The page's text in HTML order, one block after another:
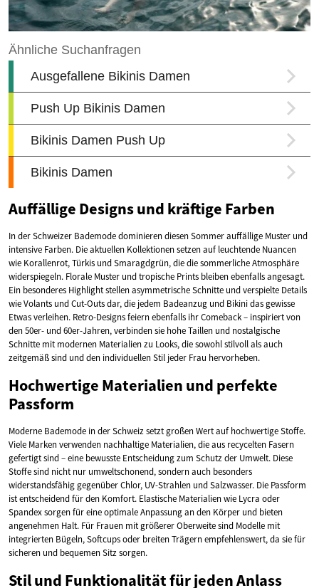
Auffällige Designs und kräftige Farben
In der Schweizer Bademode dominieren diesen Sommer auffällige Muster und
intensive Farben. Die aktuellen Kollektionen setzen auf leuchtende Nuancen
wie Korallenrot, Türkis und Smaragdgrün, die die sommerliche Atmosphäre
widerspiegeln. Florale Muster und tropische Prints bleiben ebenfalls angesagt.
Ein besonderes Highlight stellen asymmetrische Schnitte und verspielte Details
wie Volants und Cut-Outs dar, die jedem Badeanzug und Bikini das gewisse
Etwas verleihen. Retro-Designs feiern ebenfalls ihr Comeback – inspiriert von
den 50er- und 60er-Jahren, verbinden sie hohe Taillen und nostalgische
Schnitte mit modernen Materialien zu Looks, die sowohl stilvoll als auch
zeitgemäß sind und den individuellen Stil jeder Frau hervorheben.
Hochwertige Materialien und perfekte
Passform
Moderne Bademode in der Schweiz setzt großen Wert auf hochwertige Stoffe.
Viele Marken verwenden nachhaltige Materialien, die aus recycelten Fasern
gefertigt sind – eine bewusste Entscheidung zum Schutz der Umwelt. Diese
Stoffe sind nicht nur umweltschonend, sondern auch besonders
widerstandsfähig gegenüber Chlor, UV-Strahlen und Salzwasser. Die Passform
ist entscheidend für den Komfort. Elastische Materialien wie Lycra oder
Spandex sorgen für eine optimale Anpassung an den Körper und bieten
angenehmen Halt. Für Frauen mit größerer Oberweite sind Modelle mit
integrierten Bügeln, Softcups oder breiten Trägern empfehlenswert, da sie für
sicheren und bequemen Sitz sorgen.
Stil und Funktionalität für jeden Anlass